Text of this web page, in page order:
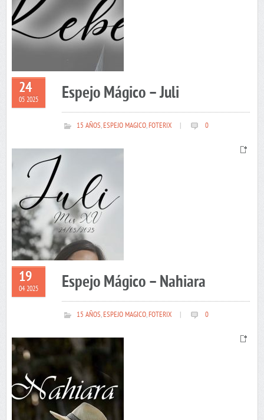
24
05 2025 Espejo Mágico – Juli
15 AÑOS,ESPEJO MAGICO,FOTERIX 0
19
04 2025 Espejo Mágico – Nahiara
15 AÑOS,ESPEJO MAGICO,FOTERIX 0